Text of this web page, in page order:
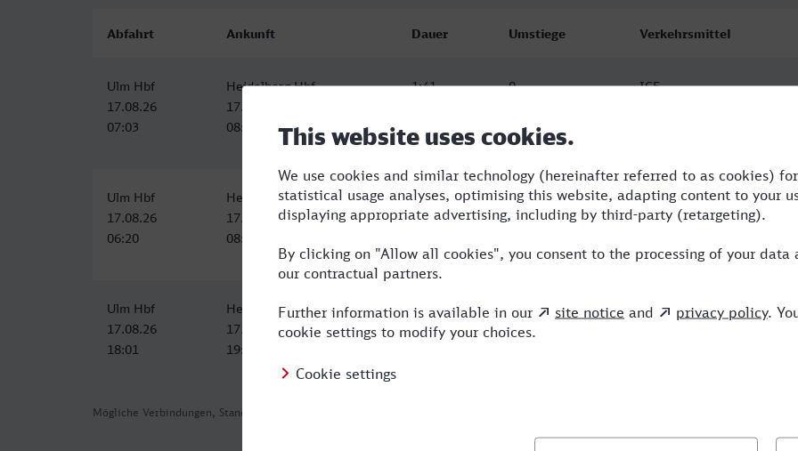
Mögliche Verbindungen, Stand: 2026-08-03 05:56
Abfahrt Ankunft Dauer Umstiege Verkehrsmittel
Ulm Hbf
17.08.26
07:03
Heidelberg Hbf
17.08.26
08:44
1:41 0 ICE
Ulm Hbf
17.08.26
06:20
Heidelberg Hbf
17.08.26
08:19
1:59 1 RE,ICE
Ulm Hbf
17.08.26
18:01
Heidelberg Hbf
17.08.26
19:48
1:47 1 RE,ICE